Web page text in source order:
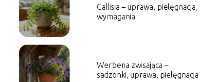
Callisia – uprawa, pielęgnacja,
wymagania
Werbena zwisająca –
sadzonki, uprawa, pielęgnacja